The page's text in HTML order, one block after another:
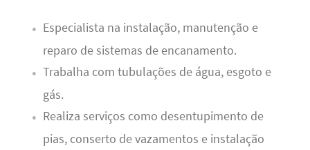
Especialista na instalação, manutenção e
reparo de sistemas de encanamento.
Trabalha com tubulações de água, esgoto e
gás.
Realiza serviços como desentupimento de
pias, conserto de vazamentos e instalação